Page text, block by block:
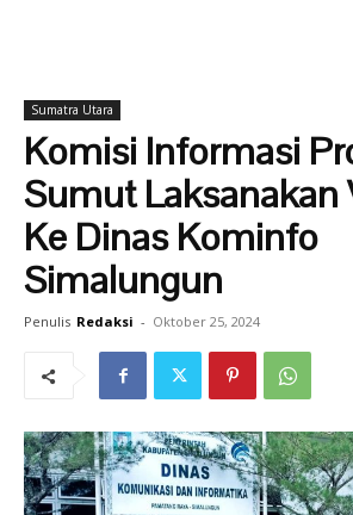
Sumatra Utara
Komisi Informasi
Sumut Laksanakan
Ke Dinas Kominfo
Simalungun
Penulis Redaksi - Oktober 25, 2024